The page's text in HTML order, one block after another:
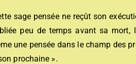
sage pensée ne reçût son
peu de temps avant sa mort,
une pensée dans le champ des
prochaine ».